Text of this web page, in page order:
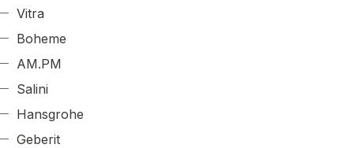
Vitra
Boheme
AM.PM
Salini
Hansgrohe
Geberit